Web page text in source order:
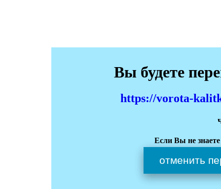
Вы будете
https://vorota-
Если Вы не
отменить